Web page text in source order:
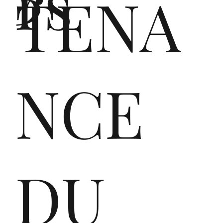
TENA
NCE
DU
SR
L,